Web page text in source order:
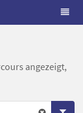
angezeigt,